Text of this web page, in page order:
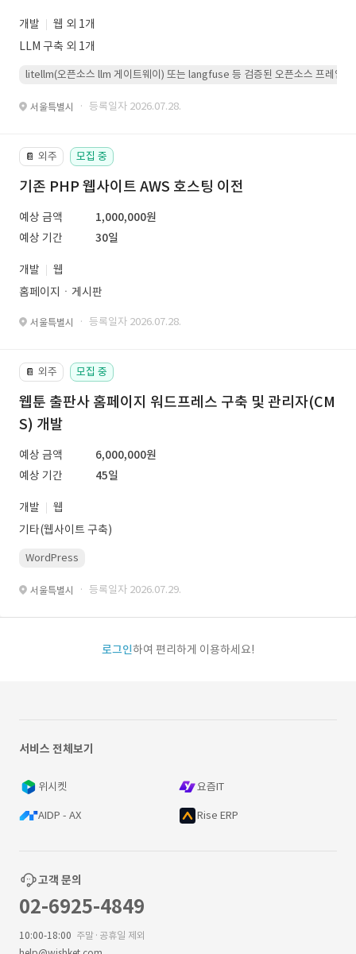
개발
웹 외 1개
LLM 구축 외 1개
litellm(오픈소스 llm 게이트웨이) 또는 langfuse 등 검증된 오픈소스 프레임워
서울특별시 · 등록일자 2026.07.28.
📔 외주 모집 중
기존 PHP 웹사이트 AWS 호스팅 이전
예상 금액
1,000,000원
예상 기간
30일
개발
웹
홈페이지ㆍ게시판
서울특별시 · 등록일자 2026.07.28.
📔 외주 모집 중
웹툰 출판사 홈페이지 워드프레스 구축 및 관리자(CM
S) 개발
예상 금액
6,000,000원
예상 기간
45일
개발
웹
기타(웹사이트 구축)
WordPress
서울특별시 · 등록일자 2026.07.29.
로그인하여 편리하게 이용하세요!
서비스 전체보기
위시켓 요즘IT
AIDP - AX Rise ERP
고객 문의
02-6925-4849
10:00-18:00 주말·공휴일 제외